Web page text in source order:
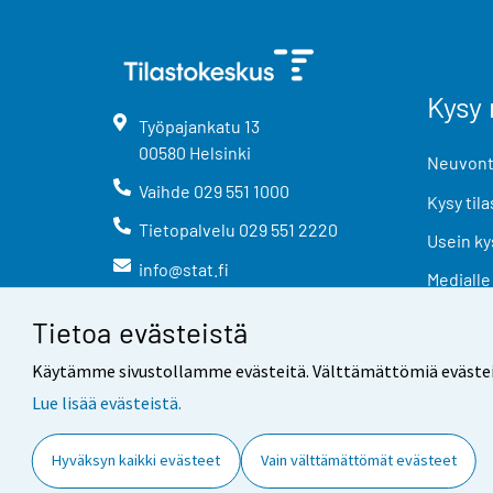
Tietoa evästeistä
Käytämme sivustollamme evästeitä. Välttämättömiä
Lue lisää evästeistä.
Hyväksyn kaikki evästeet Vain välttämättömät evästeet
Työpajankatu 13
00580 Helsinki
Vaihde 029 551 1000
Tietopalvelu 029 551 2220
info@stat.fi
Kysy
Usein
Medialle
Yhteystiedot Palaute